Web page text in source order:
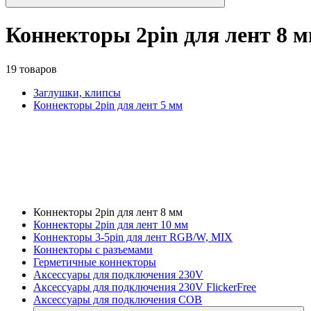
Коннекторы 2pin для лент 8
19 товаров
Заглушки, клипсы
Коннекторы 2pin для лент 5 мм
Коннекторы 2pin для лент 8 мм
Коннекторы 2pin для лент 10 мм
Коннекторы 3-5pin для лент RGB/W, MIX
Коннекторы с разъемами
Герметичные коннекторы
Аксессуары для подключения 230V
Аксессуары для подключения 230V FlickerFree
Аксессуары для подключения COB